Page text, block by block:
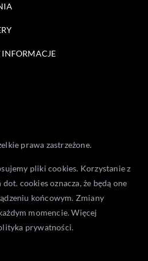
prawa zastrzeżone.
pliki cookies. Korzystanie z
cookies oznacza, że będą one
końcowym. Zmiany
momencie. Więcej
prywatności.